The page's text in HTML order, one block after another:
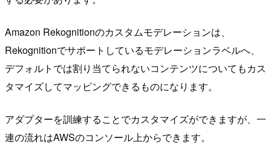
Amazon Rekognitionのカスタムモデレーションは、
Rekognitionでサポートしているモデレーションラベルへ、
デフォルトでは割り当てられないコンテンツについてもカス
タマイズしてマッピングできるものになります。
アダプターを訓練することでカスタマイズができますが、一
連の流れはAWSのコンソール上からできます。